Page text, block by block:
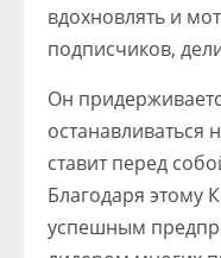
вдохновлять и
подписчиков,
Он
останавливаться
ставит перед
Благодаря этому
успешным